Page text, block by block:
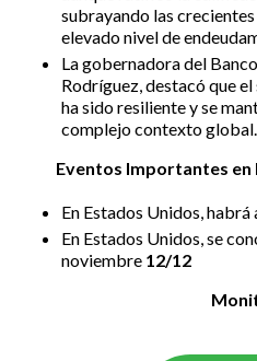
subrayando las
elevado nivel de
La gobernadora del
Rodríguez, destacó que
ha sido resiliente y se
complejo contexto global.
Eventos Importantes en
En Estados Unidos, habrá
En Estados Unidos, se
noviembre 12/12